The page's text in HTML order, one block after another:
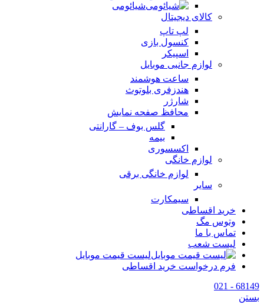
شیائومی
کالای دیجیتال
لپ تاپ
کنسول بازی
اسپیکر
لوازم جانبی موبایل
ساعت هوشمند
هندزفری بلوتوث
شارژر
محافظ صفحه نمایش
گلس بوف – گارانتی
بیمه
اکسسوری
لوازم خانگی
لوازم خانگی برقی
سایر
سیمکارت
خرید اقساطی
وتوس مگ
تماس با ما
لیست شعب
لیست قیمت موبایل
فرم درخواست خرید اقساطی
68149 - 021
بستن